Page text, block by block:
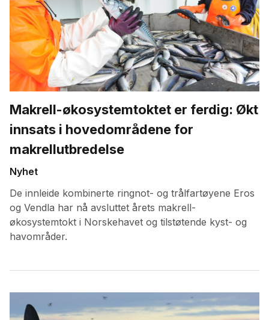
Makrell-økosystemtoktet er ferdig: Økt
innsats i hovedområdene for
makrellutbredelse
Nyhet
De innleide kombinerte ringnot- og trålfartøyene Eros
og Vendla har nå avsluttet årets makrell-
økosystemtokt i Norskehavet og tilstøtende kyst- og
havområder.
artikler